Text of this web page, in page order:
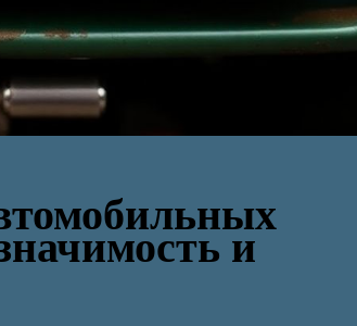
и